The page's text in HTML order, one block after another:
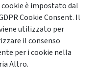
è impostato dal
Cookie Consent. Il
utilizzato per
il consenso
per i cookie nella
Altro.